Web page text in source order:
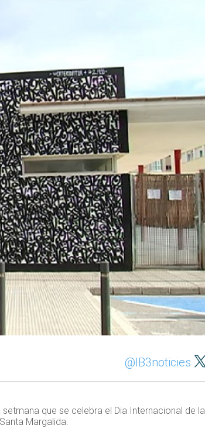
@IB3noticies
setmana que se celebra el Dia Internacional de la
Margalida.